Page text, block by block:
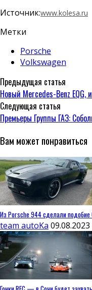
Источник:www.kolesa.ru
Метки
Porsche
Volkswagen
Предыдущая статья
Новый Mercedes-Benz EQG,
Следующая статья
Премьеры Группы ГАЗ:
Вам может понравиться
Из Porsche 944 сделали подобие
team autoKa 09.08.2023